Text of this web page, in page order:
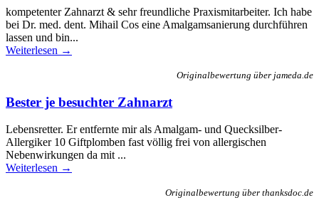
kompetenter Zahnarzt & sehr freundliche Praxismitarbeiter. Ich habe
bei Dr. med. dent. Mihail Cos eine Amalgamsanierung durchführen
lassen und bin...
Weiterlesen →
Originalbewertung über jameda.de
Bester je besuchter Zahnarzt
Lebensretter. Er entfernte mir als Amalgam- und Quecksilber-
Allergiker 10 Giftplomben fast völlig frei von allergischen
Nebenwirkungen da mit ...
Weiterlesen →
Originalbewertung über thanksdoc.de